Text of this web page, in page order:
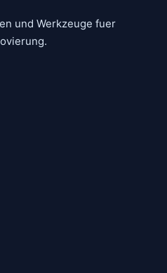
und Werkzeuge fuer